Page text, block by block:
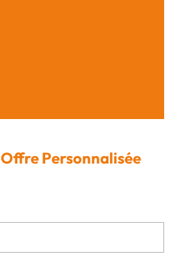
Offre Personnalisée